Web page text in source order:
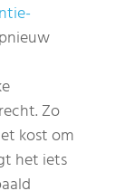
Zo
kost om
het iets